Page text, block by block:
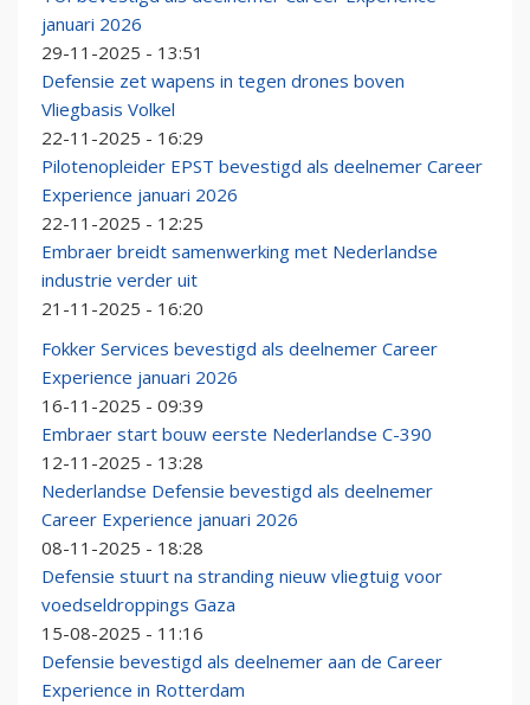
januari 2026
29-11-2025 - 13:51
Defensie zet wapens in tegen drones boven
Vliegbasis Volkel
22-11-2025 - 16:29
Pilotenopleider EPST bevestigd als deelnemer Career
Experience januari 2026
22-11-2025 - 12:25
Embraer breidt samenwerking met Nederlandse
industrie verder uit
21-11-2025 - 16:20
Fokker Services bevestigd als deelnemer Career
Experience januari 2026
16-11-2025 - 09:39
Embraer start bouw eerste Nederlandse C-390
12-11-2025 - 13:28
Nederlandse Defensie bevestigd als deelnemer
Career Experience januari 2026
08-11-2025 - 18:28
Defensie stuurt na stranding nieuw vliegtuig voor
voedseldroppings Gaza
15-08-2025 - 11:16
Defensie bevestigd als deelnemer aan de Career
Experience in Rotterdam